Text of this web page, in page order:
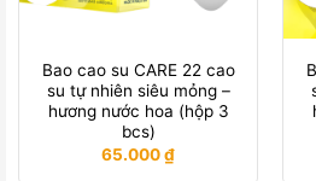
Bao cao su CARE 22 cao
su tự nhiên siêu mỏng –
hương nước hoa (hộp 3
bcs)
65.000₫